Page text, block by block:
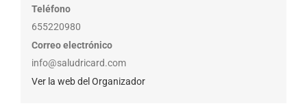
Teléfono
655220980
Correo electrónico
info@saludricard.com
Ver la web del Organizador